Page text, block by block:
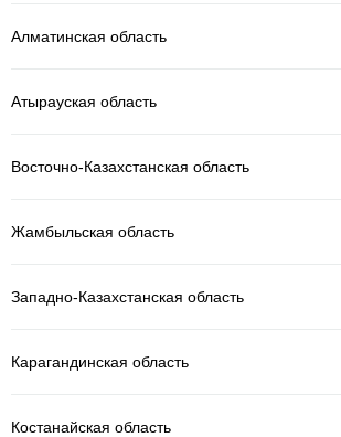
Алматинская область
Атырауская область
Восточно-Казахстанская область
Жамбыльская область
Западно-Казахстанская область
Карагандинская область
Костанайская область